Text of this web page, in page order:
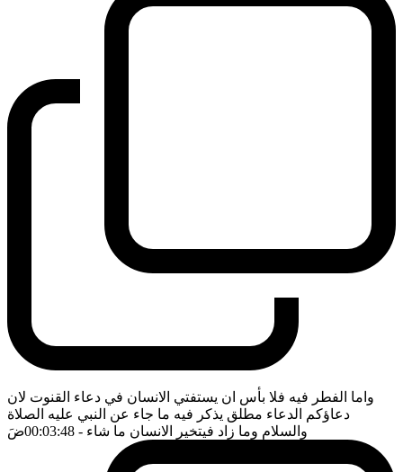
واما الفطر فيه فلا بأس ان يستفتي الانسان في دعاء القنوت لان
دعاؤكم الدعاء مطلق يذكر فيه ما جاء عن النبي عليه الصلاة
والسلام وما زاد فيتخير الانسان ما شاء - 00:03:48 ضَ